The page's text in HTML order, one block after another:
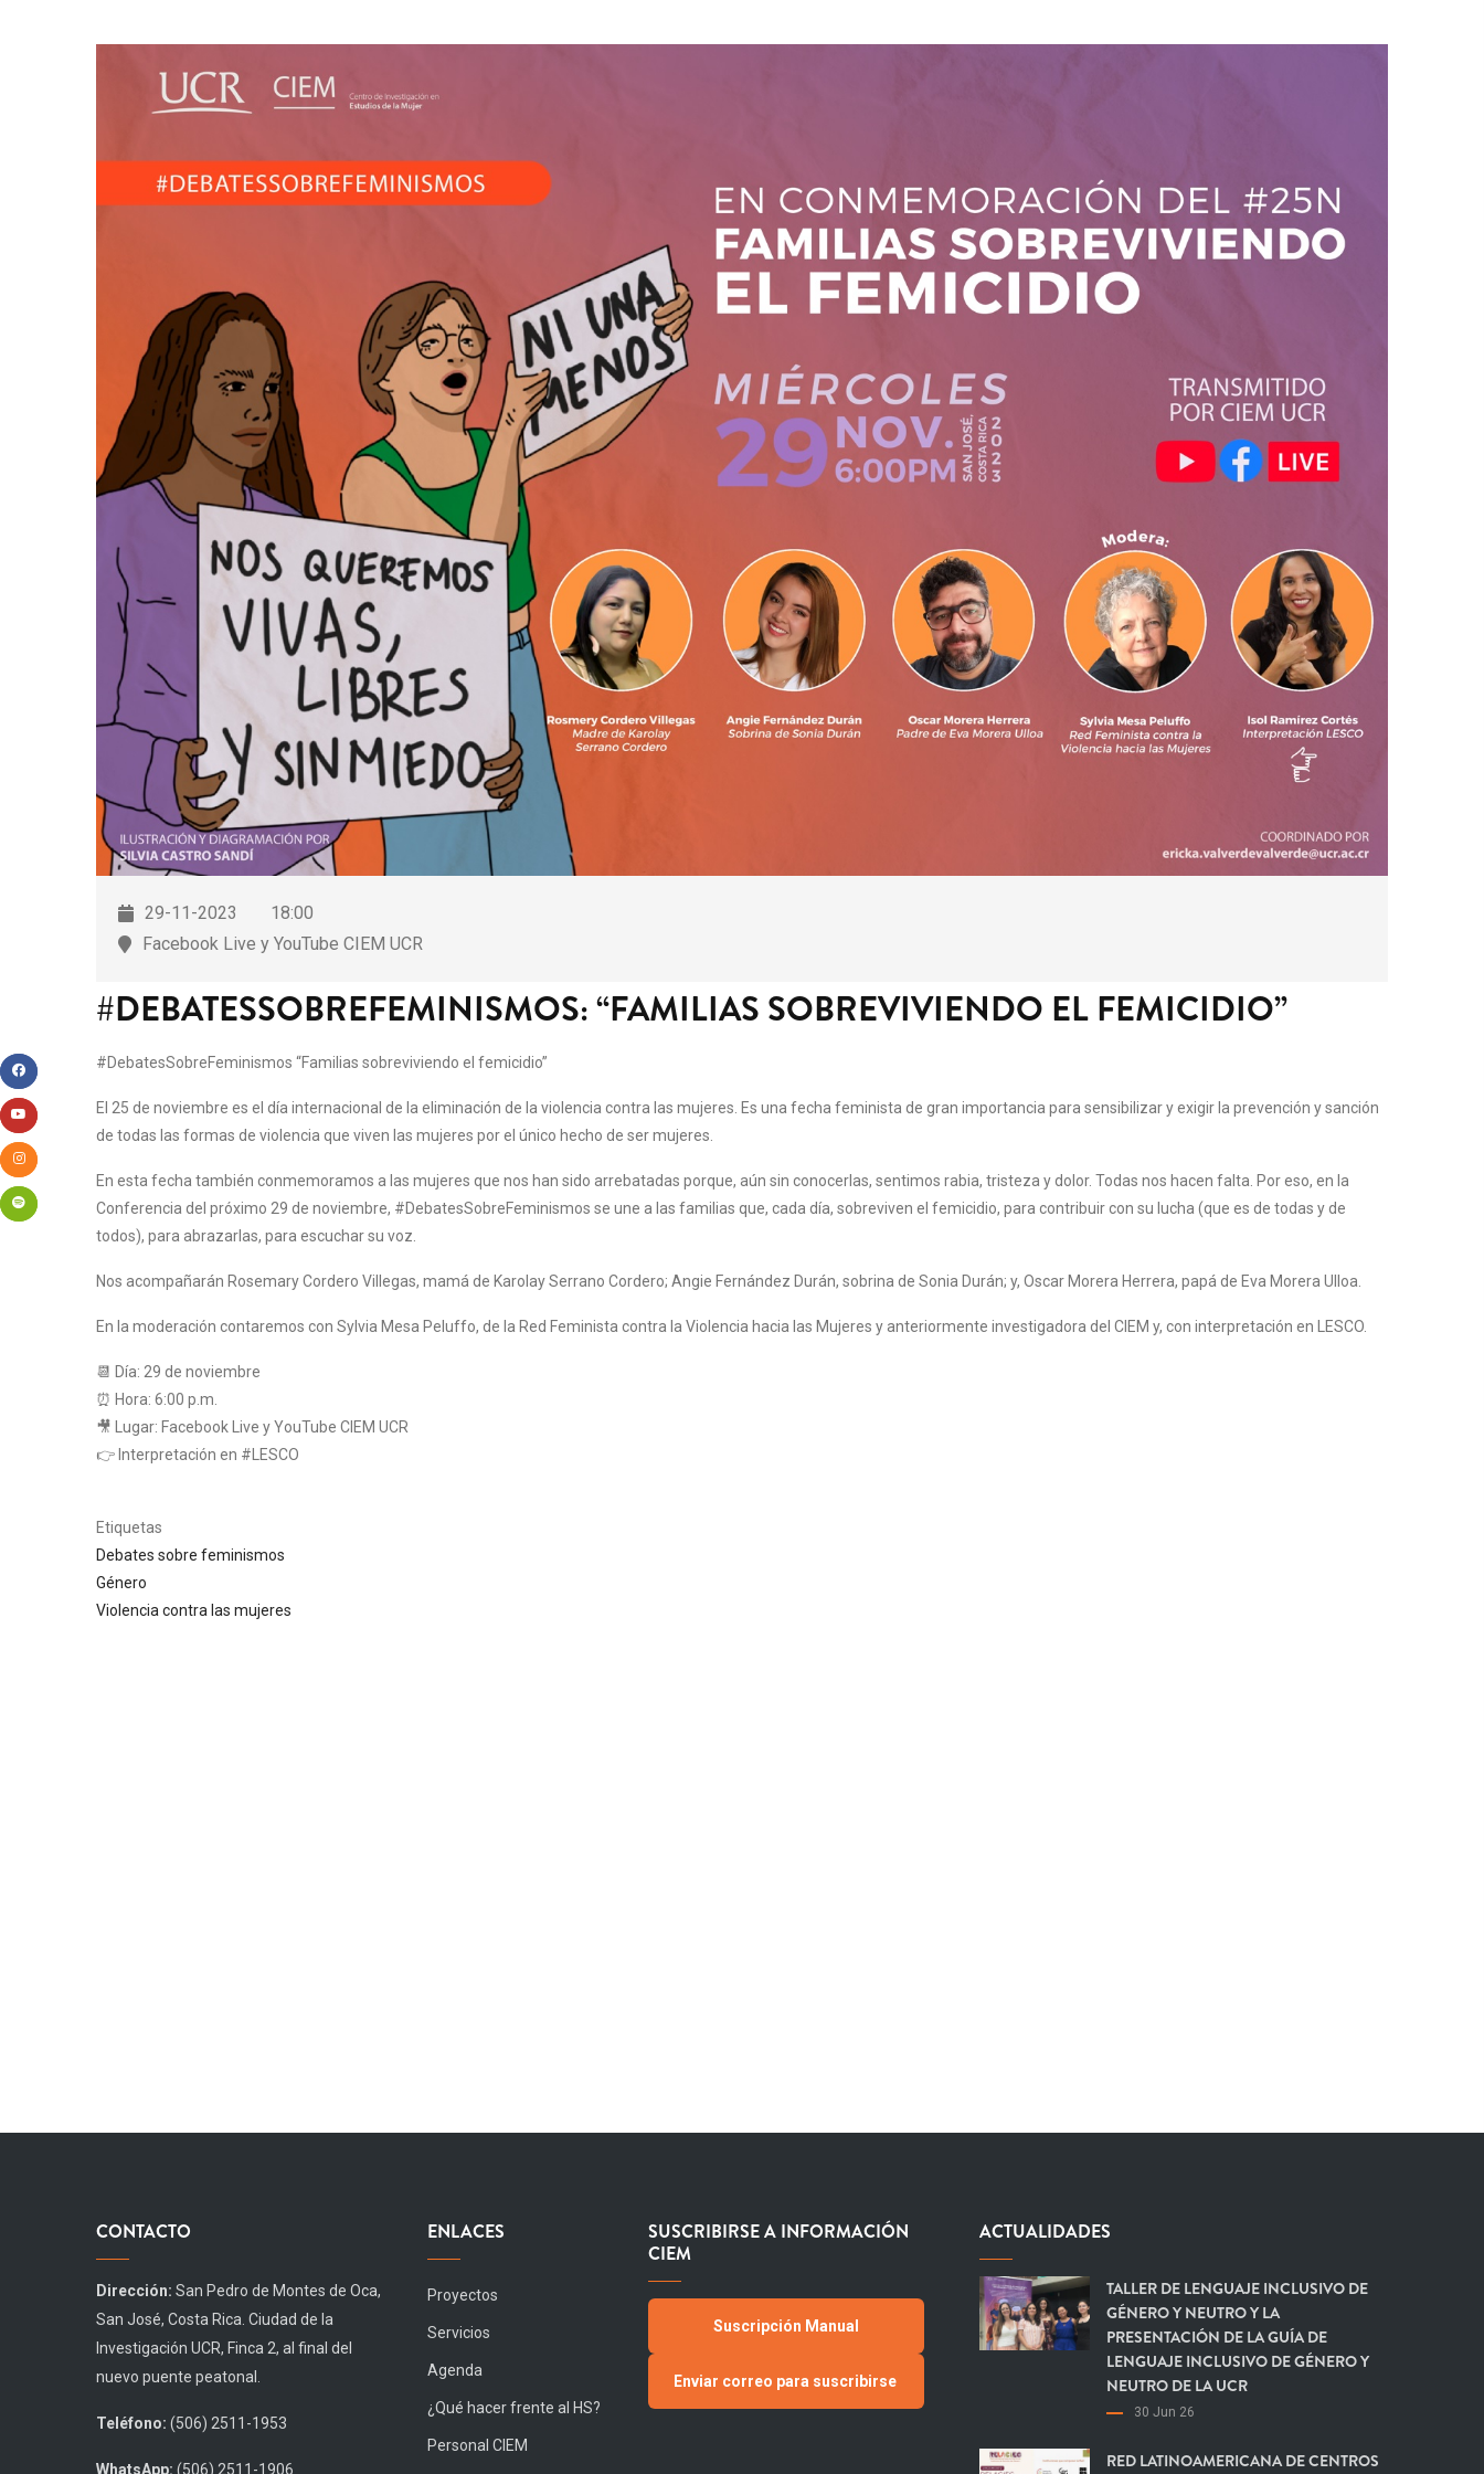
29-11-2023
18:00
Facebook Live y YouTube CIEM UCR
#DEBATESSOBREFEMINISMOS: “FAMILIAS SOBREVIVIENDO EL FEMICIDIO”
#DebatesSobreFeminismos “Familias sobreviviendo el femicidio”
El 25 de noviembre es el día internacional de la eliminación de la violencia contra las mujeres. Es una fecha feminista de gran importancia para sensibilizar y exigir la prevención y sanción
de todas las formas de violencia que viven las mujeres por el único hecho de ser mujeres.
En esta fecha también conmemoramos a las mujeres que nos han sido arrebatadas porque, aún sin conocerlas, sentimos rabia, tristeza y dolor. Todas nos hacen falta. Por eso, en la
Conferencia del próximo 29 de noviembre, #DebatesSobreFeminismos se une a las familias que, cada día, sobreviven el femicidio, para contribuir con su lucha (que es de todas y de
todos), para abrazarlas, para escuchar su voz.
Nos acompañarán Rosemary Cordero Villegas, mamá de Karolay Serrano Cordero; Angie Fernández Durán, sobrina de Sonia Durán; y, Oscar Morera Herrera, papá de Eva Morera Ulloa.
En la moderación contaremos con Sylvia Mesa Peluffo, de la Red Feminista contra la Violencia hacia las Mujeres y anteriormente investigadora del CIEM y, con interpretación en LESCO.
📆 Día: 29 de noviembre
⏰ Hora: 6:00 p.m.
🎥 Lugar: Facebook Live y YouTube CIEM UCR
👉 Interpretación en #LESCO
Etiquetas
Debates sobre feminismos
Género
Violencia contra las mujeres
CONTACTO
Dirección: San Pedro de Montes de Oca,
San José, Costa Rica. Ciudad de la
Investigación UCR, Finca 2, al final del
nuevo puente peatonal.
Teléfono: (506) 2511-1953
WhatsApp: (506) 2511-1906
ENLACES
Proyectos
Servicios
Agenda
¿Qué hacer frente al HS?
Personal CIEM
SUSCRIBIRSE A INFORMACIÓN
CIEM
Suscripción Manual
Enviar correo para suscribirse
ACTUALIDADES
TALLER DE LENGUAJE INCLUSIVO DE
GÉNERO Y NEUTRO Y LA
PRESENTACIÓN DE LA GUÍA DE
LENGUAJE INCLUSIVO DE GÉNERO Y
NEUTRO DE LA UCR
30 Jun 26
RED LATINOAMERICANA DE CENTROS